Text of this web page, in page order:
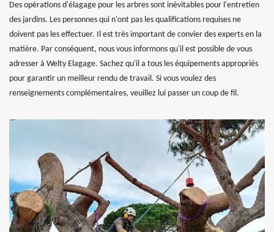
Des opérations d'élagage pour les arbres sont inévitables pour l'entretien
des jardins. Les personnes qui n'ont pas les qualifications requises ne
doivent pas les effectuer. Il est très important de convier des experts en la
matière. Par conséquent, nous vous informons qu'il est possible de vous
adresser à Welty Elagage. Sachez qu'il a tous les équipements appropriés
pour garantir un meilleur rendu de travail. Si vous voulez des
renseignements complémentaires, veuillez lui passer un coup de fil.